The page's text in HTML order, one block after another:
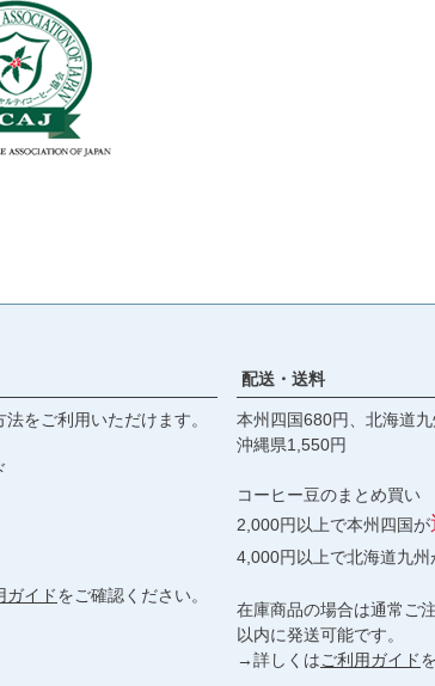
をご利用いただけます。
ガイドをご確認ください。
配送・送料
本州四国680円、北海道
沖縄県1,550円
コーヒー豆のまとめ買い
2,000円以上で本州四国が
4,000円以上で北海道九州
在庫商品の場合は通常ご
以内に発送可能です。
→詳しくはご利用ガイド